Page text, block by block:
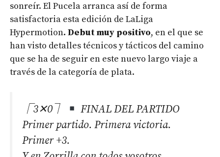
sonreír. El Pucela arranca así de forma
satisfactoria esta edición de LaLiga
Hypermotion. Debut muy positivo, en el que se
han visto detalles técnicos y tácticos del camino
que se ha de seguir en este nuevo largo viaje a
través de la categoría de plata.
⎾3✕0⏋
FINAL DEL PARTIDO
Primer partido. Primera victoria.
Primer +3.